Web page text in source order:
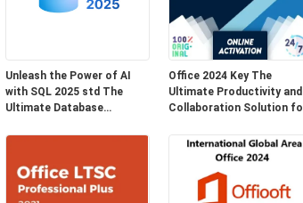
Unleash the Power of AI
with SQL 2025 std The
Ultimate Database
Applications
Office 2024 Key The
Ultimate Productivity and
Collaboration Solution
Professionals